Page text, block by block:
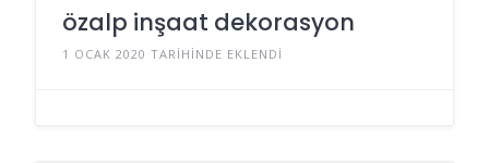
özalp inşaat dekorasyon
1 OCAK 2020 TARIHINDE EKLENDI